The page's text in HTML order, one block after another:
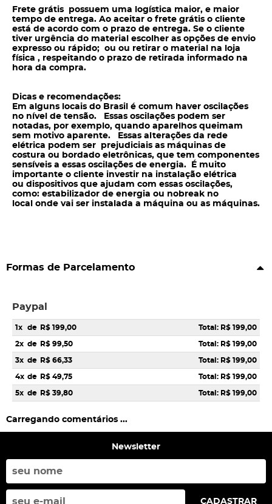
Frete grátis possuem uma logística maior, e maior
tempo de entrega. Ao aceitar o frete grátis o cliente
está de acordo com o prazo de entrega. Se o cliente
tiver urgência do material escolher as opções de envio
expresso ou rápido; ou ou retirar o material na loja
física , respeitando o prazo de retirada informado na
hora da compra.
Dicas e recomendações:
Em alguns locais do Brasil é comum haver oscilações
no nível de tensão. Essas oscilações podem ser
notadas, por exemplo, quando aparelhos queimam
sem motivo aparente. Essas alterações da rede
elétrica podem ser prejudiciais as máquinas de
costura ou bordado eletrônicas, que tem componentes
sensíveis a essas oscilações de energia. É muito
importante o cliente investir na instalação elétrica
ou dispositivos que ajudam com essas oscilações,
como: estabilizador de energia ou nobreak no
local onde vai ser instalada a máquina ou as máquinas.
Formas de Parcelamento
Paypal
1x de R$ 199,00 Total: R$ 199,00
2x de R$ 99,50 Total: R$ 199,00
3x de R$ 66,33 Total: R$ 199,00
4x de R$ 49,75 Total: R$ 199,00
5x de R$ 39,80 Total: R$ 199,00
Carregando comentários ...
Newsletter
CADASTRAR